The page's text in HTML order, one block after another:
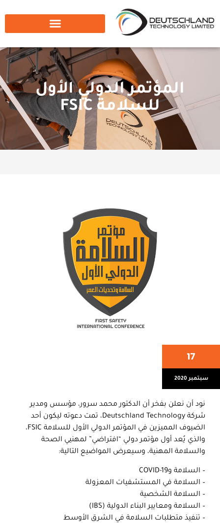
المؤتمر الدولي الأول
للسلامة FSIC
17
سبتمبر 2020
نود أن نعلن بفخر أن الدكتور محمد سرور، مؤسس ومدير
شركة Deutschland Technology، تمت دعوته ليكون أحد
الضيوف المميزين في المؤتمر الدولي الأول للسلامة FSIC،
والذي يُعد أول مؤتمر دولي “افتراضي” لمهنيي الصحة
والسلامة المهنية، وسيعرض المواضيع التالية:
– السلامة وCOVID-19
– السلامة في المستشفيات المعزولة
– السلامة الشخصية
– السلامة ومعايير البناء الدولية (IBS)
– تنفيذ متطلبات السلامة في الشرق الأوسط